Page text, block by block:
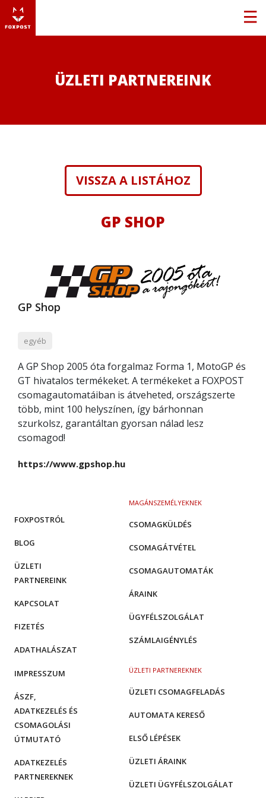
ÜZLETI PARTNEREINK
VISSZA A LISTÁHOZ
GP SHOP
GP Shop
egyéb
A GP Shop 2005 óta forgalmaz Forma 1, MotoGP és
GT hivatalos termékeket. A termékeket a FOXPOST
csomagautomatáiban is átveheted, országszerte
több, mint 100 helyszínen, így bárhonnan
szurkolsz, garantáltan gyorsan nálad lesz
csomagod!
https://www.gpshop.hu
MAGÁNSZEMÉLYEKNEK
CSOMAGKÜLDÉS
CSOMAGÁTVÉTEL
CSOMAGAUTOMATÁK
ÁRAINK
ÜGYFÉLSZOLGÁLAT
SZÁMLAIGÉNYLÉS
ÜZLETI PARTNEREKNEK
ÜZLETI CSOMAGFELADÁS
AUTOMATA KERESŐ
ELSŐ LÉPÉSEK
ÜZLETI ÁRAINK
ÜZLETI ÜGYFÉLSZOLGÁLAT
FOXPOSTRÓL
BLOG
ÜZLETI
PARTNEREINK
KAPCSOLAT
FIZETÉS
ADATHALÁSZAT
IMPRESSZUM
ÁSZF,
ADATKEZELÉS ÉS
CSOMAGOLÁSI
ÚTMUTATÓ
ADATKEZELÉS
PARTNEREKNEK